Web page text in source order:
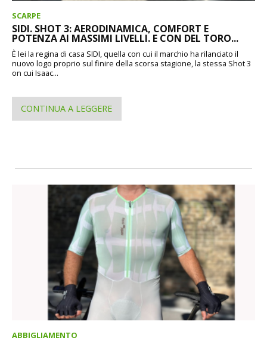
SCARPE
SIDI. SHOT 3: AERODINAMICA, COMFORT E
POTENZA AI MASSIMI LIVELLI. E CON DEL TORO...
È lei la regina di casa SIDI, quella con cui il marchio ha rilanciato il
nuovo logo proprio sul finire della scorsa stagione, la stessa Shot 3
on cui Isaac...
CONTINUA A LEGGERE
ABBIGLIAMENTO